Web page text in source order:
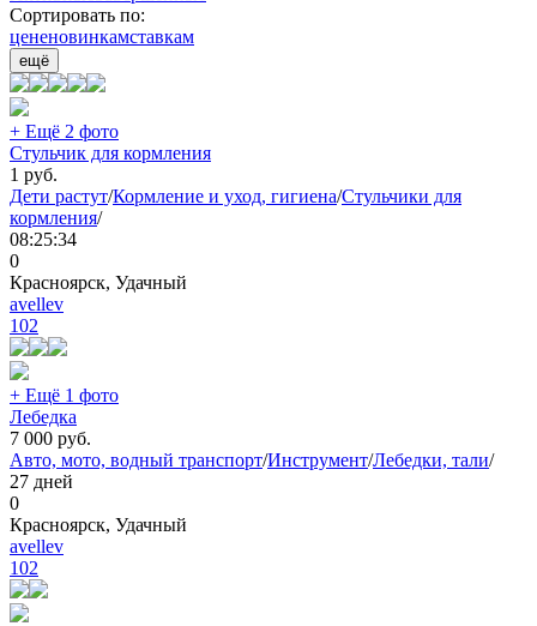
Сортировать по:
цененовинкамставкам
ещё
+ Ещё 2 фото
Стульчик для кормления
1 руб.
Дети растут/Кормление и уход, гигиена/Стульчики для
кормления/
08:25:34
0
Красноярск, Удачный
avellev
102
+ Ещё 1 фото
Лебедка
7 000 руб.
Авто, мото, водный транспорт/Инструмент/Лебедки, тали/
27 дней
0
Красноярск, Удачный
avellev
102